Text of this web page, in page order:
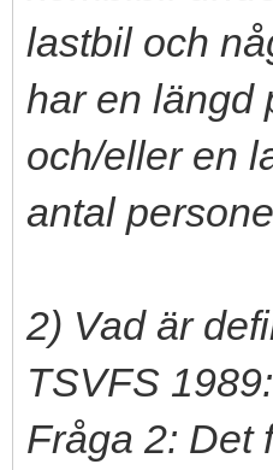
lastbil och
har en längd
och/eller en
antal
2) Vad är
TSVFS
Fråga 2: Det